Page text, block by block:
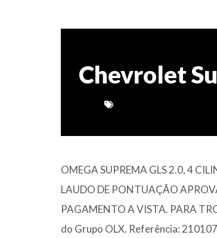
Chevrolet
OMEGA SUPREMA GLS 2.0, 4
LAUDO DE PONTUAÇÃO
PAGAMENTO A VISTA. PARA
do Grupo OLX. Referência: